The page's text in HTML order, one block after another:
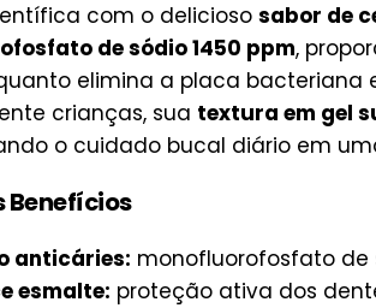
com o delicioso sabor de
de sódio 1450 ppm,
elimina a placa bacteriana
crianças, sua textura em gel
o cuidado bucal diário em
Benefícios
anticáries: monofluorofosfato de
esmalte: proteção ativa dos